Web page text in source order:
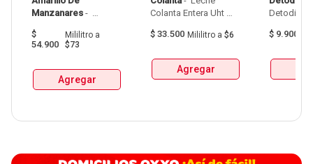
Manzanares -
De Manzanares
$
54.900
Mililitroa
$73
Agregar
Colanta Entera Uht
$ 33.500 Mililitro a $6
Agregar
$ 9.900